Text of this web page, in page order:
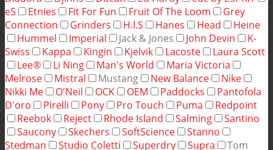
eS
Etnies Fit For Fun Fruit Of The Loom
Grey
Connection
Grinders H.I.S Hanes Head
Heine
Hummel
Imperial Jack & Jones John Devin
K-
Swiss
Kappa Kingin Kjelvik Lacoste
Laura Scott
Lee®
Li Ning Man's World
Maria Victoria
Melrose
Mistral Mustang New Balance
Nike
Nikki Me
O'Neil OCK OEM Paddocks
Pantofola
D'oro
Pirelli Pony Pro Touch Puma
Redpoint
Reebok
Reject Rhode Island Salming
Santino
Saucony
Skechers SoftScience
Stanno
Stedman
Studio Coletti Superdry Supra
Tom